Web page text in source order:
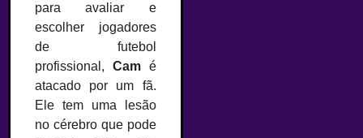
para avaliar e
escolher jogadores
de futebol
profissional, Cam é
atacado por um fã.
Ele tem uma lesão
no cérebro que pode